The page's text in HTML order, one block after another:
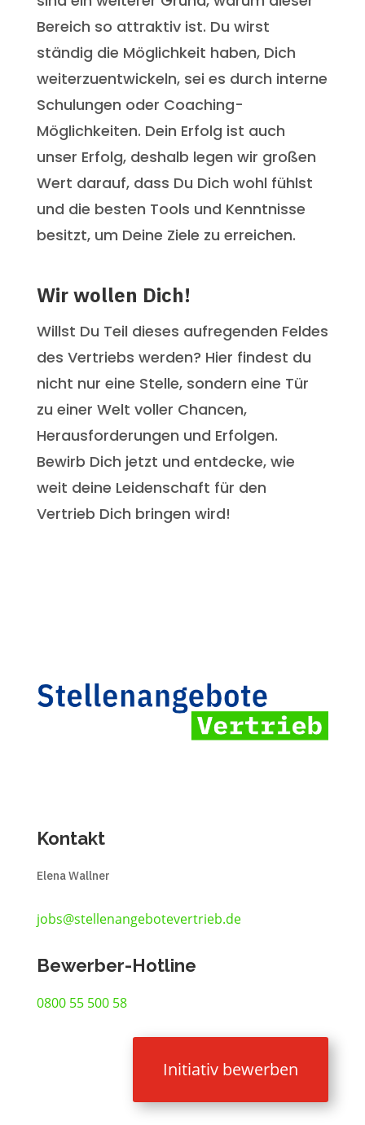
Bereich so attraktiv ist. Du wirst
ständig die Möglichkeit haben, Dich
weiterzuentwickeln, sei es durch interne
Schulungen oder Coaching-
Möglichkeiten. Dein Erfolg ist auch
unser Erfolg, deshalb legen wir großen
Wert darauf, dass Du Dich wohl fühlst
und die besten Tools und Kenntnisse
besitzt, um Deine Ziele zu erreichen.
Wir wollen Dich!
Willst Du Teil dieses aufregenden Feldes
des Vertriebs werden? Hier findest du
nicht nur eine Stelle, sondern eine Tür
zu einer Welt voller Chancen,
Herausforderungen und Erfolgen.
Bewirb Dich jetzt und entdecke, wie
weit deine Leidenschaft für den
Vertrieb Dich bringen wird!
Kontakt
Elena Wallner
jobs@stellenangebotevertrieb.de
Bewerber-Hotline
0800 55 500 58
Initiativ bewerben